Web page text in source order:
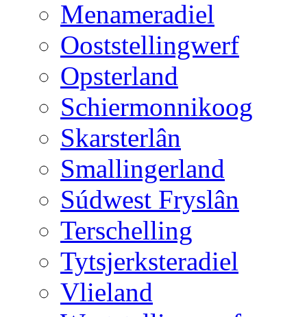
Menameradiel
Ooststellingwerf
Opsterland
Schiermonnikoog
Skarsterlân
Smallingerland
Súdwest Fryslân
Terschelling
Tytsjerksteradiel
Vlieland